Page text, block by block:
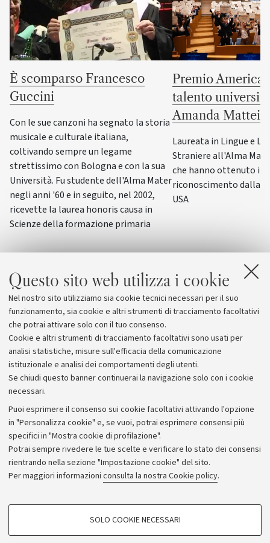
Questo sito web utilizza i cookie
Nel nostro sito utilizziamo sia cookie tecnici necessari per il suo
funzionamento, sia cookie e altri strumenti di tracciamento facoltativi
che potrai attivare solo con il tuo consenso.
Cookie e altri strumenti di tracciamento facoltativi sono usati per
analisi statistiche, misure sull'efficacia della comunicazione
istituzionale e analisi dei comportamenti degli utenti.
Se chiudi questo banner continuerai la navigazione solo con i cookie
necessari.
Puoi esprimere il consenso sui cookie facoltativi attivando l'opzione
in "Personalizza cookie" e, se vuoi, potrai esprimere consensi più
specifici in "Mostra cookie di profilazione".
Potrai sempre rivedere le tue scelte e verificare lo stato dei consensi
rientrando nella sezione "Impostazione cookie" del sito.
Per maggiori informazioni consulta la nostra Cookie policy.
COOKIE DI PROFILAZIONE - FACOLTATIVI
SOLO COOKIE NECESSARI
È scomparso Francesco
Guccini
Con le sue canzoni ha segnato la storia
musicale e culturale italiana,
coltivando sempre un legame
strettissimo con Bologna e con la sua
Università. Fu studente dell'Alma Mater
negli anni '60 e in seguito, nel 2002,
ricevette la laurea honoris causa in
Scienze della formazione primaria
Premio America
talento
Amanda Mattei
Laureata in Lingue e
Straniere all'Alma
che hanno ottenuto il
riconoscimento dalla
USA
Archivio
Comunicati stampa
Redazione
Rassegna stampa